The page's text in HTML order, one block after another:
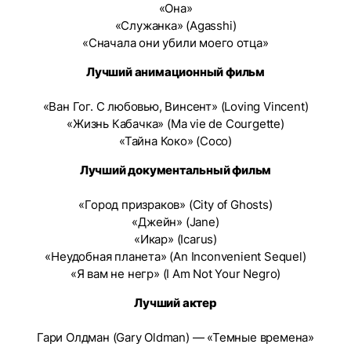
«Она»
«Служанка» (Agasshi)
«Сначала они убили моего отца»
Лучший анимационный фильм
«Ван Гог. С любовью, Винсент» (Loving Vincent)
«Жизнь Кабачка» (Ma vie de Courgette)
«Тайна Коко» (Coco)
Лучший документальный фильм
«Город призраков» (City of Ghosts)
«Джейн» (Jane)
«Икар» (Icarus)
«Неудобная планета» (An Inconvenient Sequel)
«Я вам не негр» (I Am Not Your Negro)
Лучший актер
Гари Олдман (Gary Oldman) — «Темные времена»